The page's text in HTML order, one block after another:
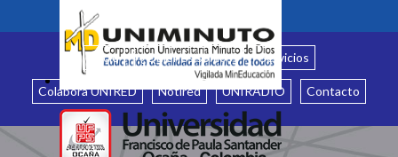
Inicio ¿Quiénes somos? Servicios
Colabora UNIRED Notired UNIRADIO Contacto